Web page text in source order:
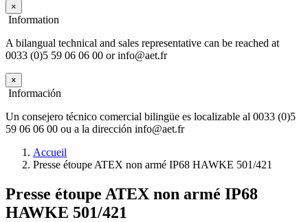
×
Information
A bilangual technical and sales representative can be reached at
0033 (0)5 59 06 06 00 or info@aet.fr
×
Información
Un consejero técnico comercial bilingüe es localizable al 0033 (0)5
59 06 06 00 ou a la dirección info@aet.fr
Accueil
Presse étoupe ATEX non armé IP68 HAWKE 501/421
Presse étoupe ATEX non armé IP68
HAWKE 501/421